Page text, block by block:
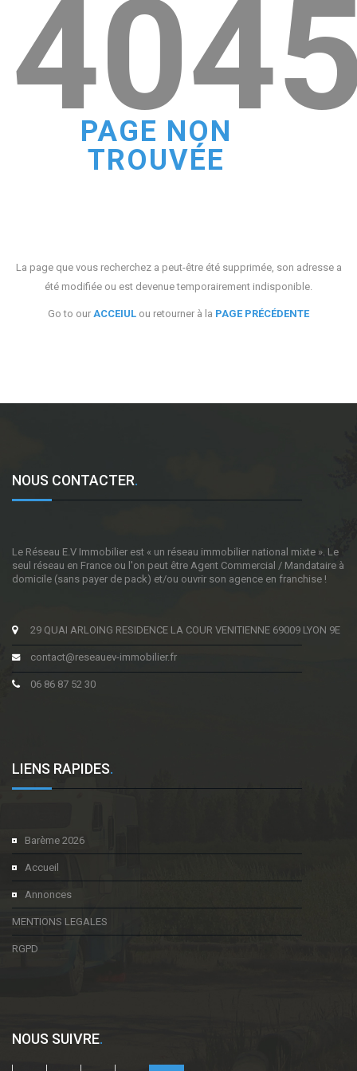
PAGE NON
TROUVÉE
La page que vous recherchez a peut-être été supprimée, son adresse a
été modifiée ou est devenue temporairement indisponible.
Go to our ACCEIUL ou retourner à la PAGE PRÉCÉDENTE
NOUS CONTACTER.
Le Réseau E.V Immobilier est « un réseau immobilier national mixte ». Le
seul réseau en France ou l'on peut être Agent Commercial / Mandataire à
domicile (sans payer de pack) et/ou ouvrir son agence en franchise !
29 QUAI ARLOING RESIDENCE LA COUR VENITIENNE 69009 LYON 9E
contact@reseauev-immobilier.fr
06 86 87 52 30
LIENS RAPIDES.
Barème 2026
Accueil
Annonces
MENTIONS LEGALES
RGPD
NOUS SUIVRE.